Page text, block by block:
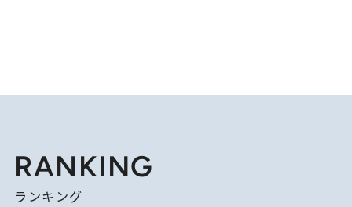
RANKING
ランキング